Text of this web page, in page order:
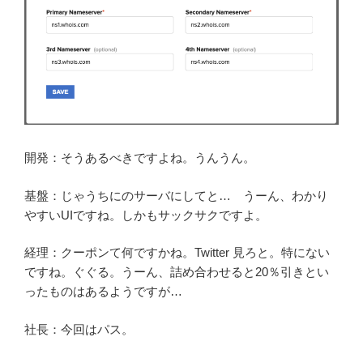
開発：そうあるべきですよね。うんうん。
基盤：じゃうちにのサーバにしてと… うーん、わかり
やすいUIですね。しかもサックサクですよ。
経理：クーポンて何ですかね。Twitter 見ろと。特にない
ですね。ぐぐる。うーん、詰め合わせると20％引きとい
ったものはあるようですが…
社長：今回はパス。